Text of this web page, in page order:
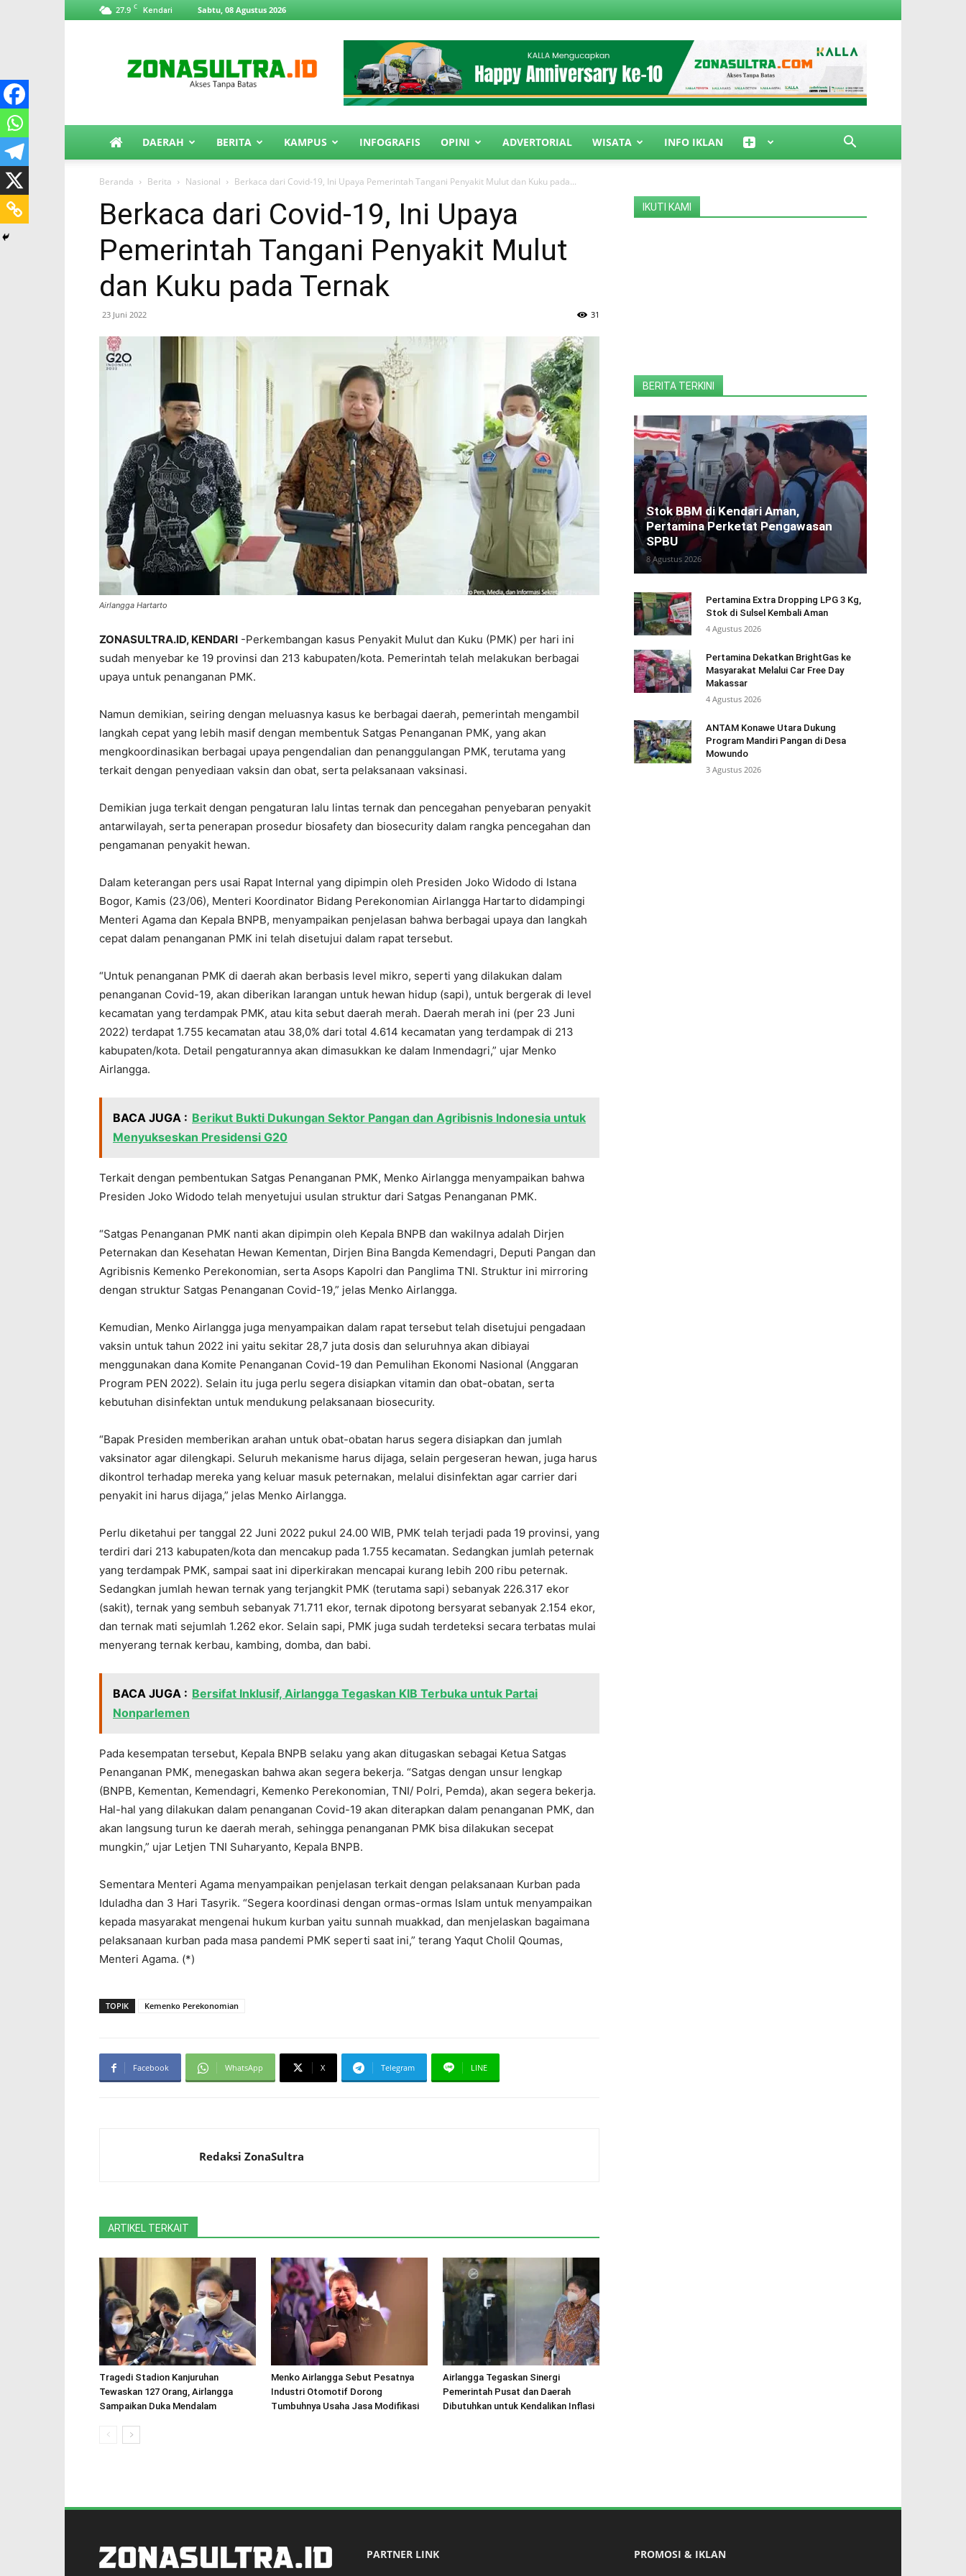
27.9 C Kendari Sabtu, 08 Agustus 2026
DAERAH BERITA KAMPUS INFOGRAFIS OPINI ADVERTORIAL WISATA INFO IKLAN
Beranda Berita Nasional Berkaca dari Covid-19, Ini Upaya Pemerintah Tangani Penyakit Mulut dan Kuku pada...
Berkaca dari Covid-19, Ini Upaya
Pemerintah Tangani Penyakit Mulut
dan Kuku pada Ternak
23 Juni 2022 31
Airlangga Hartarto
ZONASULTRA.ID, KENDARI -Perkembangan kasus Penyakit Mulut dan Kuku (PMK) per hari ini
sudah menyebar ke 19 provinsi dan 213 kabupaten/kota. Pemerintah telah melakukan berbagai
upaya untuk penanganan PMK.
Namun demikian, seiring dengan meluasnya kasus ke berbagai daerah, pemerintah mengambil
langkah cepat yang lebih masif dengan membentuk Satgas Penanganan PMK, yang akan
mengkoordinasikan berbagai upaya pengendalian dan penanggulangan PMK, terutama yang
terkait dengan penyediaan vaksin dan obat, serta pelaksanaan vaksinasi.
Demikian juga terkait dengan pengaturan lalu lintas ternak dan pencegahan penyebaran penyakit
antarwilayah, serta penerapan prosedur biosafety dan biosecurity dalam rangka pencegahan dan
pengamanan penyakit hewan.
Dalam keterangan pers usai Rapat Internal yang dipimpin oleh Presiden Joko Widodo di Istana
Bogor, Kamis (23/06), Menteri Koordinator Bidang Perekonomian Airlangga Hartarto didampingi
Menteri Agama dan Kepala BNPB, menyampaikan penjelasan bahwa berbagai upaya dan langkah
cepat dalam penanganan PMK ini telah disetujui dalam rapat tersebut.
“Untuk penanganan PMK di daerah akan berbasis level mikro, seperti yang dilakukan dalam
penanganan Covid-19, akan diberikan larangan untuk hewan hidup (sapi), untuk bergerak di level
kecamatan yang terdampak PMK, atau kita sebut daerah merah. Daerah merah ini (per 23 Juni
2022) terdapat 1.755 kecamatan atau 38,0% dari total 4.614 kecamatan yang terdampak di 213
kabupaten/kota. Detail pengaturannya akan dimasukkan ke dalam Inmendagri,” ujar Menko
Airlangga.
BACA JUGA : Berikut Bukti Dukungan Sektor Pangan dan Agribisnis Indonesia untuk
Menyukseskan Presidensi G20
Terkait dengan pembentukan Satgas Penanganan PMK, Menko Airlangga menyampaikan bahwa
Presiden Joko Widodo telah menyetujui usulan struktur dari Satgas Penanganan PMK.
“Satgas Penanganan PMK nanti akan dipimpin oleh Kepala BNPB dan wakilnya adalah Dirjen
Peternakan dan Kesehatan Hewan Kementan, Dirjen Bina Bangda Kemendagri, Deputi Pangan dan
Agribisnis Kemenko Perekonomian, serta Asops Kapolri dan Panglima TNI. Struktur ini mirroring
dengan struktur Satgas Penanganan Covid-19,” jelas Menko Airlangga.
Kemudian, Menko Airlangga juga menyampaikan dalam rapat tersebut telah disetujui pengadaan
vaksin untuk tahun 2022 ini yaitu sekitar 28,7 juta dosis dan seluruhnya akan dibiayai
menggunakan dana Komite Penanganan Covid-19 dan Pemulihan Ekonomi Nasional (Anggaran
Program PEN 2022). Selain itu juga perlu segera disiapkan vitamin dan obat-obatan, serta
kebutuhan disinfektan untuk mendukung pelaksanaan biosecurity.
“Bapak Presiden memberikan arahan untuk obat-obatan harus segera disiapkan dan jumlah
vaksinator agar dilengkapi. Seluruh mekanisme harus dijaga, selain pergeseran hewan, juga harus
dikontrol terhadap mereka yang keluar masuk peternakan, melalui disinfektan agar carrier dari
penyakit ini harus dijaga,” jelas Menko Airlangga.
Perlu diketahui per tanggal 22 Juni 2022 pukul 24.00 WIB, PMK telah terjadi pada 19 provinsi, yang
terdiri dari 213 kabupaten/kota dan mencakup pada 1.755 kecamatan. Sedangkan jumlah peternak
yang terdampak PMK, sampai saat ini diperkirakan mencapai kurang lebih 200 ribu peternak.
Sedangkan jumlah hewan ternak yang terjangkit PMK (terutama sapi) sebanyak 226.317 ekor
(sakit), ternak yang sembuh sebanyak 71.711 ekor, ternak dipotong bersyarat sebanyak 2.154 ekor,
dan ternak mati sejumlah 1.262 ekor. Selain sapi, PMK juga sudah terdeteksi secara terbatas mulai
menyerang ternak kerbau, kambing, domba, dan babi.
BACA JUGA : Bersifat Inklusif, Airlangga Tegaskan KIB Terbuka untuk Partai
Nonparlemen
Pada kesempatan tersebut, Kepala BNPB selaku yang akan ditugaskan sebagai Ketua Satgas
Penanganan PMK, menegaskan bahwa akan segera bekerja. “Satgas dengan unsur lengkap
(BNPB, Kementan, Kemendagri, Kemenko Perekonomian, TNI/ Polri, Pemda), akan segera bekerja.
Hal-hal yang dilakukan dalam penanganan Covid-19 akan diterapkan dalam penanganan PMK, dan
akan langsung turun ke daerah merah, sehingga penanganan PMK bisa dilakukan secepat
mungkin,” ujar Letjen TNI Suharyanto, Kepala BNPB.
Sementara Menteri Agama menyampaikan penjelasan terkait dengan pelaksanaan Kurban pada
Iduladha dan 3 Hari Tasyrik. “Segera koordinasi dengan ormas-ormas Islam untuk menyampaikan
kepada masyarakat mengenai hukum kurban yaitu sunnah muakkad, dan menjelaskan bagaimana
pelaksanaan kurban pada masa pandemi PMK seperti saat ini,” terang Yaqut Cholil Qoumas,
Menteri Agama. (*)
TOPIK Kemenko Perekonomian
Facebook WhatsApp X Telegram LINE
Redaksi ZonaSultra
ARTIKEL TERKAIT
Tragedi Stadion Kanjuruhan
Tewaskan 127 Orang, Airlangga
Sampaikan Duka Mendalam
Menko Airlangga Sebut Pesatnya
Industri Otomotif Dorong
Tumbuhnya Usaha Jasa Modifikasi
Airlangga Tegaskan Sinergi
Pemerintah Pusat dan Daerah
Dibutuhkan untuk Kendalikan Inflasi
IKUTI KAMI
BERITA TERKINI
Stok BBM di Kendari Aman,
Pertamina Perketat Pengawasan
SPBU
8 Agustus 2026
Pertamina Extra Dropping LPG 3 Kg,
Stok di Sulsel Kembali Aman
4 Agustus 2026
Pertamina Dekatkan BrightGas ke
Masyarakat Melalui Car Free Day
Makassar
4 Agustus 2026
ANTAM Konawe Utara Dukung
Program Mandiri Pangan di Desa
Mowundo
3 Agustus 2026
PARTNER LINK PROMOSI & IKLAN